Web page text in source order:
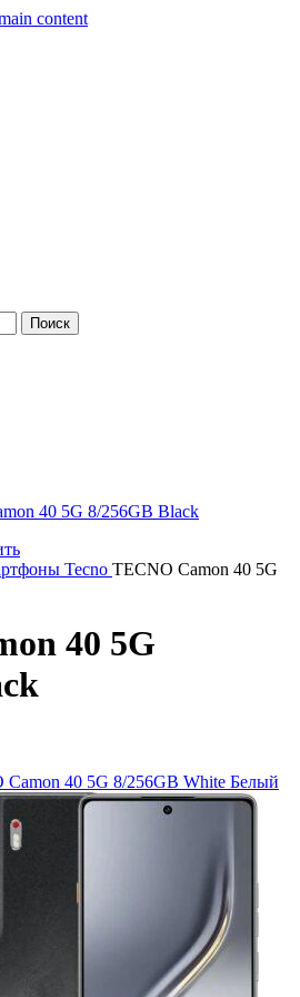
content
Поиск
Tecno TECNO Camon 40 5G
40 5G
Белый